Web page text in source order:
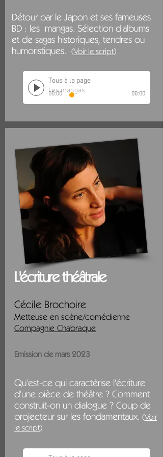
Détour par le Japon et ses fameuses
BD : les mangas. Sélection d'albums
et de sagas historiques, tendres ou
humoristiques. (Voir le script)
Tous à la page
Les mangas
00:00 00:00
L'écriture théâtrale
Cécile Brochoire
Metteuse en scène/comédienne
Compagnie Chabraque
Emission de mars 2023
Qu'est-ce qui caractérise l'écriture
d'une pièce de théâtre ? Comment
construit-on un dialogue ? Coup de
projecteur sur les fondamentaux. (Voir
le script)